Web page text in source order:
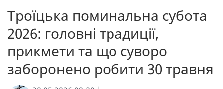
Троїцька поминальна субота
2026: головні традиції,
прикмети та що суворо
заборонено робити 30 травня